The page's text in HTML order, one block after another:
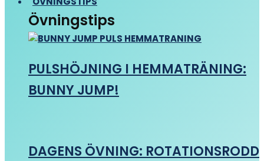
Övningstips
PULSHÖJNING I HEMMATRÄNING:
BUNNY JUMP!
DAGENS ÖVNING: ROTATIONSRODD